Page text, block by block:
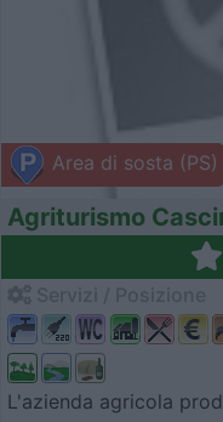
Area di sosta (PS)
Agriturismo
L'azienda agricola